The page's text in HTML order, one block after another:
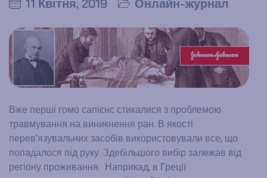
11 Квітня, 2019 Онлайн-журнал
Вже перші гомо сапієнс стикалися з проблемою
травмування на виникнення ран. В якості
перев’язувальних засобів використовували все, що
попадалося під руку. Здебільшого вибір залежав від
регіону проживання. Наприкад, в Греції